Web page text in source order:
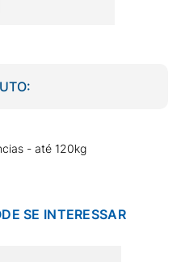
- até 120kg